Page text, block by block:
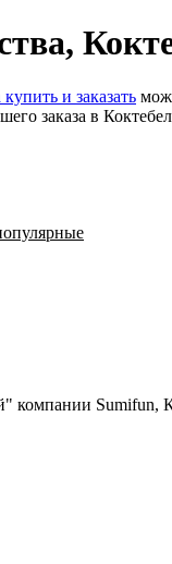
и заказать
заказа в
компании Sumifun,